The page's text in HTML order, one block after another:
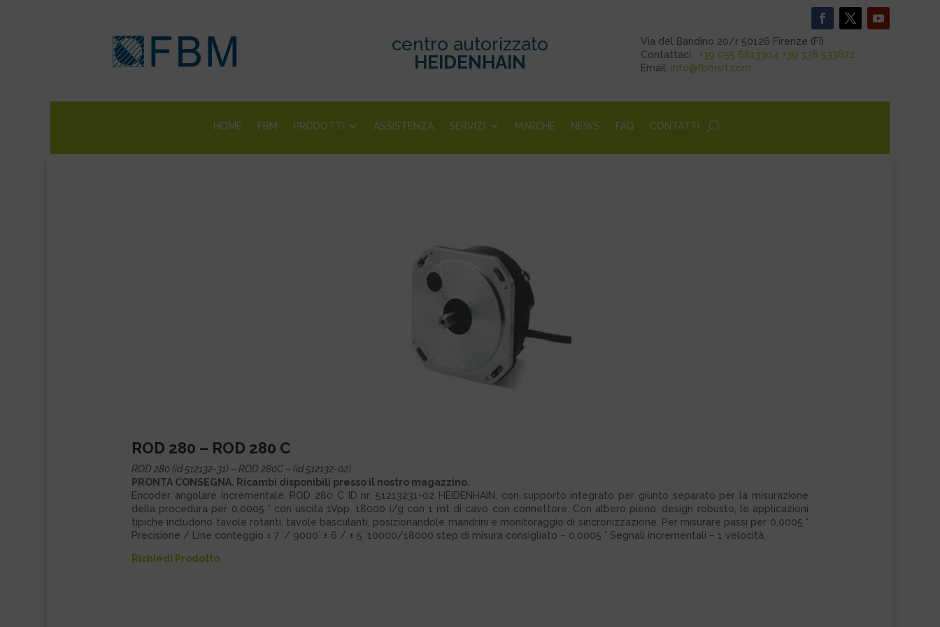
centro autorizzato
HEIDENHAIN
Via del Bandino 20/r 50126 Firenze (FI)
Contattaci: +39 055 6813304 +39 336 533672
Email: info@fbmsrl.com
HOME FBM PRODOTTI ASSISTENZA SERVIZI MARCHE NEWS FAQ CONTATTI
ROD 280 – ROD 280 C
ROD 280 (id 512132-31) – ROD 280C – (id 512132-02)
PRONTA CONSEGNA. Ricambi disponibili presso il nostro magazzino.
Encoder angolare incrementale, ROD 280 C ID nr. 51213231-02 HEIDENHAIN, con supporto integrato per giunto separato per la misurazione
della procedura per 0,0005 ° con uscita 1Vpp. 18000 i/g con 1 mt di cavo con connettore. Con albero pieno: design robusto, le applicazioni
tipiche includono tavole rotanti, tavole basculanti, posizionandole mandrini e monitoraggio di sincronizzazione. Per misurare passi per 0,0005 °
Precisione / Line conteggio ± 7 `/ 9000` ± 6 / ± 5 `10000/18000 step di misura consigliato – 0,0005 ° Segnali incrementali – 1 velocità.
Richiedi Prodotto